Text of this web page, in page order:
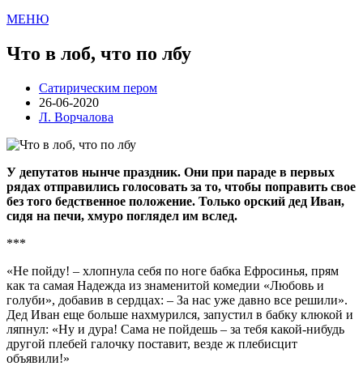
МЕНЮ
Что в лоб, что по лбу
Сатирическим пером
26-06-2020
Л. Ворчалова
У депутатов нынче праздник. Они при параде в первых
рядах отправились голосовать за то, чтобы поправить свое
без того бедственное положение. Только орский дед Иван,
сидя на печи, хмуро поглядел им вслед.
***
«Не пойду! – хлопнула себя по ноге бабка Ефросинья, прям
как та самая Надежда из знаменитой комедии «Любовь и
голуби», добавив в сердцах: – За нас уже давно все решили».
Дед Иван еще больше нахмурился, запустил в бабку клюкой и
ляпнул: «Ну и дура! Сама не пойдешь – за тебя какой-нибудь
другой плебей галочку поставит, везде ж плебисцит
объявили!»